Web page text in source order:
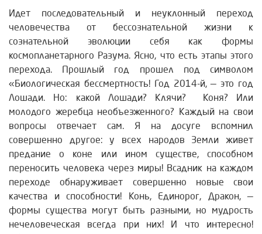
Идет последовательный и неуклонный переход
человечества от бессознательной жизни к
сознательной эволюции себя как формы
космопланетарного Разума. Ясно, что есть этапы этого
перехода. Прошлый год прошел под символом
«Биологическая бессмертность! Год 2014-й, — это год
Лошади. Но: какой Лошади? Клячи? Коня? Или
молодого жеребца необъезженного? Каждый на свои
вопросы отвечает сам. Я на досуге вспомнил
совершенно другое: у всех народов Земли живет
предание о коне или ином существе, способном
переносить человека через миры! Всадник на каждом
переходе обнаруживает совершенно новые свои
качества и способности! Конь, Единорог, Дракон, —
формы существа могут быть разными, но мудрость
нечеловеческая всегда при них! И что интересно!